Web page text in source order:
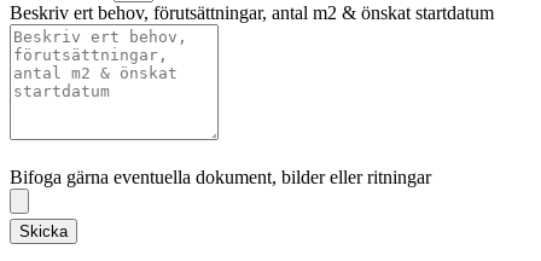
Beskriv ert behov, förutsättningar, antal m2 & önskat startdatum
Bifoga gärna eventuella dokument, bilder eller ritningar
Skicka